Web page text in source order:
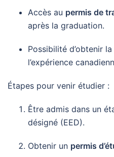
Accès au permis de
après la graduation.
Possibilité d’obtenir
l’expérience
Étapes pour venir étudier :
Être admis dans un
désigné (EED).
Obtenir un permis